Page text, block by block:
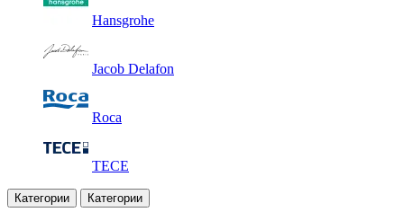
Hansgrohe
Jacob Delafon
Roca
TECE
Категории Категории